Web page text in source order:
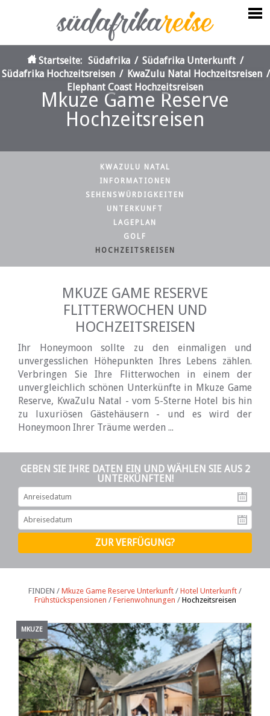
Mkuze Game Reserve
Hochzeitsreisen
Startseite: Südafrika / Südafrika Unterkunft /
Südafrika Hochzeitsreisen / KwaZulu Natal Hochzeitsreisen /
Elephant Coast Hochzeitsreisen
KWAZULU NATAL
INFORMATIONEN
SEHENSWÜRDIGKEITEN
UNTERKUNFT
LAGEPLAN
GOLF
HOCHZEITSREISEN
MKUZE GAME RESERVE
FLITTERWOCHEN UND
HOCHZEITSREISEN
Ihr Honeymoon sollte zu den einmaligen und
unvergesslichen Höhepunkten Ihres Lebens zählen.
Verbringen Sie Ihre Flitterwochen in einem der
unvergleichlich schönen Unterkünfte in Mkuze Game
Reserve, KwaZulu Natal - vom 5-Sterne Hotel bis hin
zu luxuriösen Gästehäusern - und es wird der
Honeymoon Ihrer Träume werden ...
GEBEN SIE IHRE DATEN EIN UND WÄHLEN SIE AUS 2
UNTERKÜNFTEN!
FINDEN / Mkuze Game Reserve Unterkunft / Hotel Unterkunft /
Frühstückspensionen / Ferienwohnungen / Hochzeitsreisen
MKUZE